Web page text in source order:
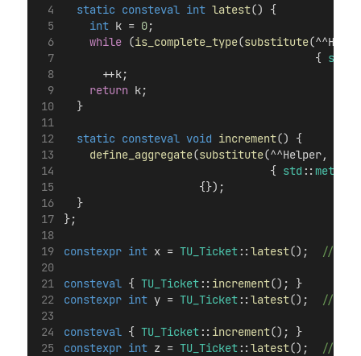
static consteval int latest() {
int k = 0;
while (is_complete_type(substitute
                                       {
std
      ++k;
return k;
  }
static consteval void increment() {
define_aggregate(substitute(^^Helper,
                                {
std ::meta
                     {});
  }
};
constexpr int x = TU_Ticket ::latest();
// x
consteval { TU_Ticket :: increment(); }
constexpr int y = TU_Ticket ::latest();
// y
consteval { TU_Ticket :: increment(); }
constexpr int z = TU_Ticket ::latest();
// z